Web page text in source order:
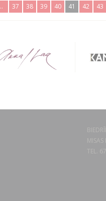
.. 37 38 39 40 41 42 43
TEL.